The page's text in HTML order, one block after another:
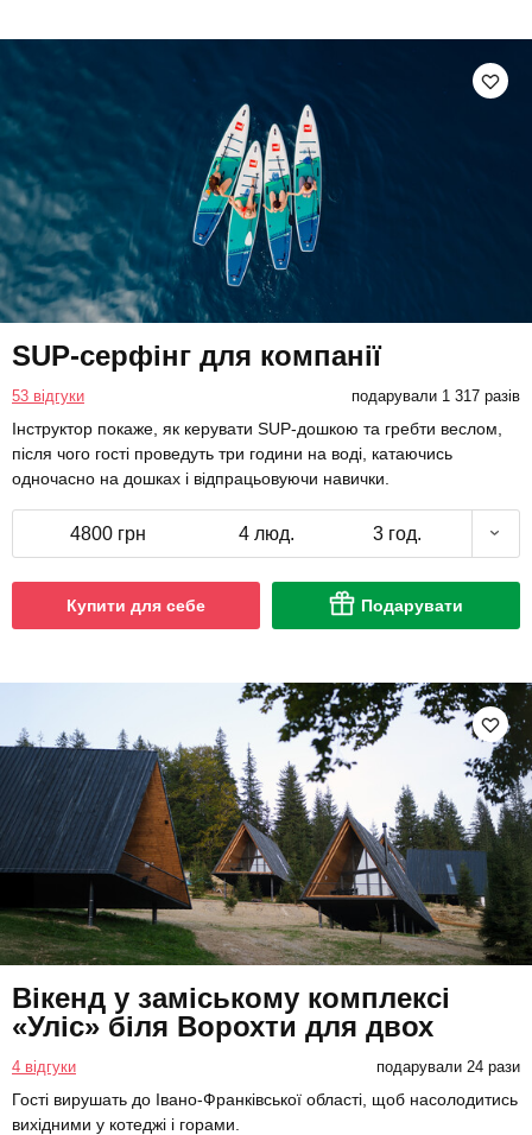
SUP-серфінг для компанії
53 відгуки подарували 1 317 разів
Інструктор покаже, як керувати SUP-дошкою та гребти веслом,
після чого гості проведуть три години на воді, катаючись
одночасно на дошках і відпрацьовуючи навички.
4800 грн 4 люд. 3 год.
Купити для себе Подарувати
Вікенд у заміському комплексі
«Уліс» біля Ворохти для двох
4 відгуки подарували 24 рази
Гості вирушать до Івано-Франківської області, щоб насолодитись
вихідними у котеджі і горами.